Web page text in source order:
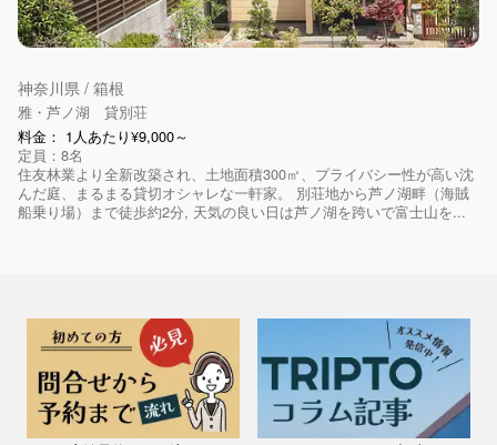
神奈川県 / 箱根
雅・芦ノ湖 貸別荘
料金： 1人あたり¥9,000～
定員：8名
住友林業より全新改築され、土地面積300㎡、プライバシー性が高い沈
んだ庭、まるまる貸切オシャレな一軒家。 別荘地から芦ノ湖畔（海賊
船乗り場）まで徒歩約2分, 天気の良い日は芦ノ湖を跨いで富士山を...